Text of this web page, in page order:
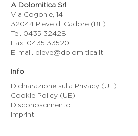
A Dolomitica Srl
Via Cogonie, 14
32044 Pieve di Cadore (BL)
Tel. 0435 32428
Fax. 0435 33520
E-mail. pieve@dolomitica.it
Info
Dichiarazione sulla Privacy (UE)
Cookie Policy (UE)
Disconoscimento
Imprint